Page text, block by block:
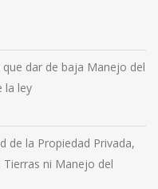
dar de baja Manejo del
la ley
de la Propiedad Privada,
ni Manejo del